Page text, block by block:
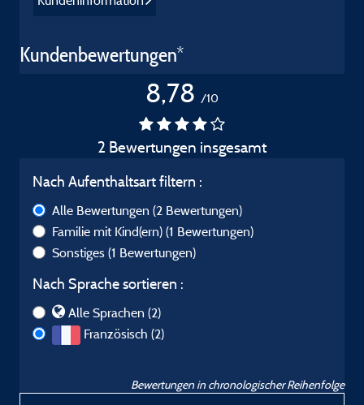
Kundenbewertungen*
8,78 /10
2 Bewertungen insgesamt
Nach Aufenthaltsart filtern :
Alle Bewertungen (2 Bewertungen)
Familie mit Kind(ern) (1 Bewertungen)
Sonstiges (1 Bewertungen)
Nach Sprache sortieren :
Alle Sprachen (2)
Französisch (2)
Bewertungen in chronologischer Reihenfolge